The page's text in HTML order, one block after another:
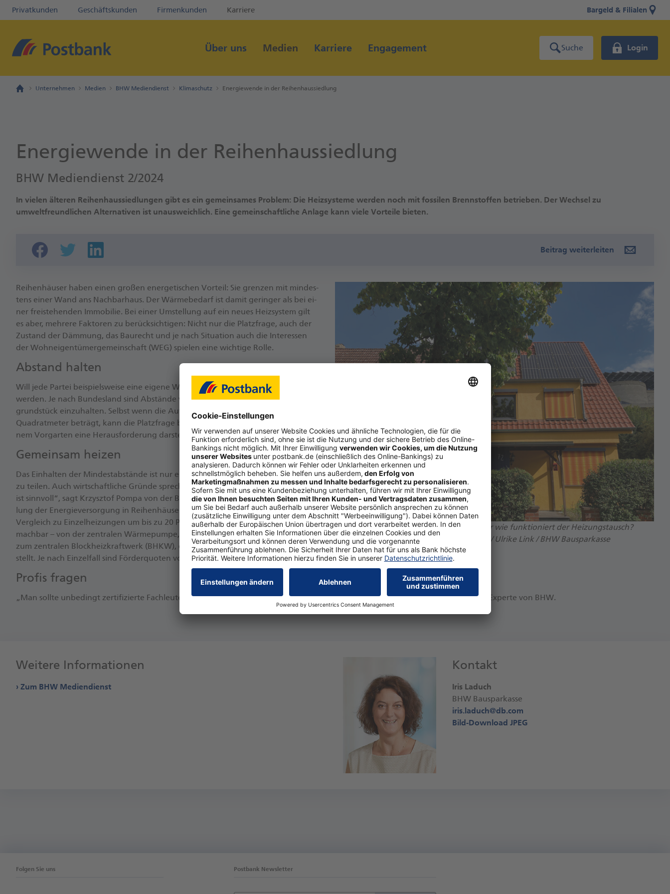
Direkt zur Hauptnavigation (Enter drücken) Bargeld & Filialen
Privatkunden Geschäftskunden Firmenkunden Karriere
Suche Login
Über uns Medien Karriere Engagement
Unternehmen Medien BHW Mediendienst Klimaschutz Energiewende in der Reihenhaussiedlung
Energiewende in der Reihenhaussiedlung
BHW Mediendienst 2/2024
In vielen älteren Reihenhaussiedlungen gibt es ein gemeinsames Problem: Die Heizsysteme werden noch mit fossilen Brennstoffen betrieben. Der Wechsel zu
umweltfreundlichen Alternativen ist unausweichlich. Eine gemeinschaftliche Anlage kann viele Vorteile bieten.
Beitrag weiterleiten
Wand an Wand spart Wärmekosten – aber wie funktioniert der Heizungstausch?
Bild Nr. 6653, Quelle: www.makehouse.de / Ulrike Link / BHW Bausparkasse
Download Bild-Datei(JPEG, 3,8 MB)
Rei­hen­häu­ser ha­ben ei­nen gro­ßen en­er­ge­ti­schen Vor­teil: Sie gren­zen mit min­des­
tens ei­ner Wand ans Nach­bar­haus. Der Wär­me­be­darf ist da­mit ge­rin­ger als bei ei­
ner frei­ste­hen­den Im­mo­bi­lie. Bei ei­ner Um­stel­lung auf ein neu­es Heiz­sys­tem gilt
es aber, meh­re­re Fak­to­ren zu be­rück­sich­ti­gen: Nicht nur die Platz­fra­ge, auch der
Zu­stand der Däm­mung, das Bau­recht und je nach Si­tua­ti­on auch die In­ter­es­sen
der Wohn­ei­gen­tü­mer­ge­mein­schaft (WEG) spie­len ei­ne wich­ti­ge Rol­le.
Ab­stand hal­ten
Will je­de Par­tei bei­spiels­wei­se ei­ne ei­ge­ne Wär­me­pum­pe auf­stel­len, kann es eng
wer­den. Je nach Bun­des­land sind Ab­stän­de von bis zu drei Me­tern zum Nach­bar­
grund­stück ein­zu­hal­ten. Selbst wenn die Auf­stell­flä­che des Ge­räts nur 1,5 bis drei
Qua­drat­me­ter be­trägt, kann die Platz­fra­ge bei ei­nem Mit­tel­rei­hen­haus mit klei­
nem Vor­gar­ten ei­ne Her­aus­for­de­rung dar­stel­len.
Ge­mein­sam hei­zen
Das Ein­hal­ten der Min­dest­ab­stän­de ist nur ein Ar­gu­ment, sich ein Hei­zungs­sys­tem
zu tei­len. Auch wirt­schaft­li­che Grün­de spre­chen da­für. „Der ge­mein­sa­me Um­stieg
ist sinn­vol­l“, sagt Krzy­sz­tof Pom­pa von der BHW Bau­spar­kas­se. „Durch die Bün­de­
lung der En­er­gie­ver­sor­gung in Rei­hen­häu­sern kön­nen die lau­fen­den Kos­ten im
Ver­gleich zu Ein­zel­hei­zun­gen um bis zu 20 Pro­zent ge­senkt wer­den.“ Vie­les ist
mach­bar – von der zen­tra­len Wär­me­pum­pe, ge­kop­pelt mit Pho­to­vol­ta­ik, bis hin
zum zen­tra­len Block­heiz­kraft­werk (BHKW), das Strom und Wär­me für al­le be­reit­
stellt. Je nach Ein­zel­fall sind För­der­quo­ten von bis zu 70 Pro­zent mög­lich.
Pro­fis fra­gen
„Man soll­te un­be­dingt zer­ti­fi­zier­te Fach­leu­te zu­ra­te zie­hen, die ei­ne für al­le Par­tei­en gu­te Lö­sung auf­zei­gen kön­nen“, sagt der Ex­per­te von BHW.
Weitere Informationen
Zum BHW Mediendienst
Kontakt
Iris Laduch
BHW Bausparkasse
iris.laduch@db.com
Bild-Download JPEG
Folgen Sie uns Postbank Newsletter